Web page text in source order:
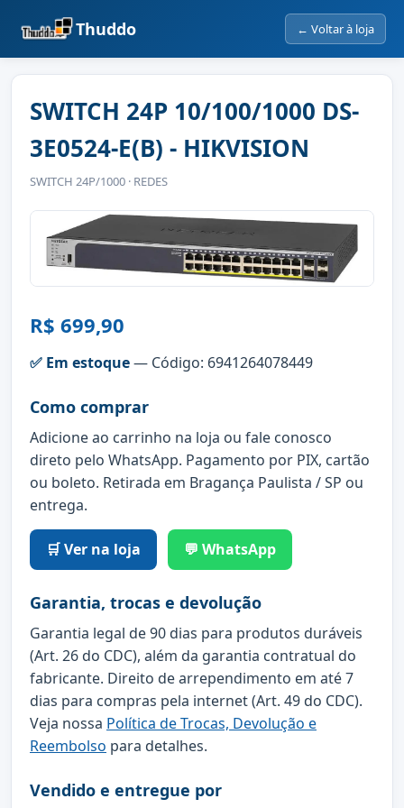
Thuddo ← Voltar à loja
SWITCH 24P 10/100/1000 DS-
3E0524-E(B) - HIKVISION
SWITCH 24P/1000 · REDES
R$ 699,90
✅ Em estoque— Código: 6941264078449
Como comprar
Adicione ao carrinho na loja ou fale conosco
direto pelo WhatsApp. Pagamento por PIX, cartão
ou boleto. Retirada em Bragança Paulista / SP ou
entrega.
🛒 Ver na loja 💬 WhatsApp
Garantia, trocas e devolução
Garantia legal de 90 dias para produtos duráveis
(Art. 26 do CDC), além da garantia contratual do
fabricante. Direito de arrependimento em até 7
dias para compras pela internet (Art. 49 do CDC).
Veja nossa Política de Trocas, Devolução e
Reembolso para detalhes.
Vendido e entregue por